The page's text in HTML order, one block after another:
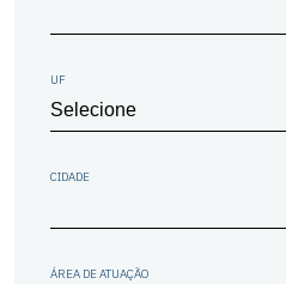
UF
CIDADE
ÁREA DE ATUAÇÃO